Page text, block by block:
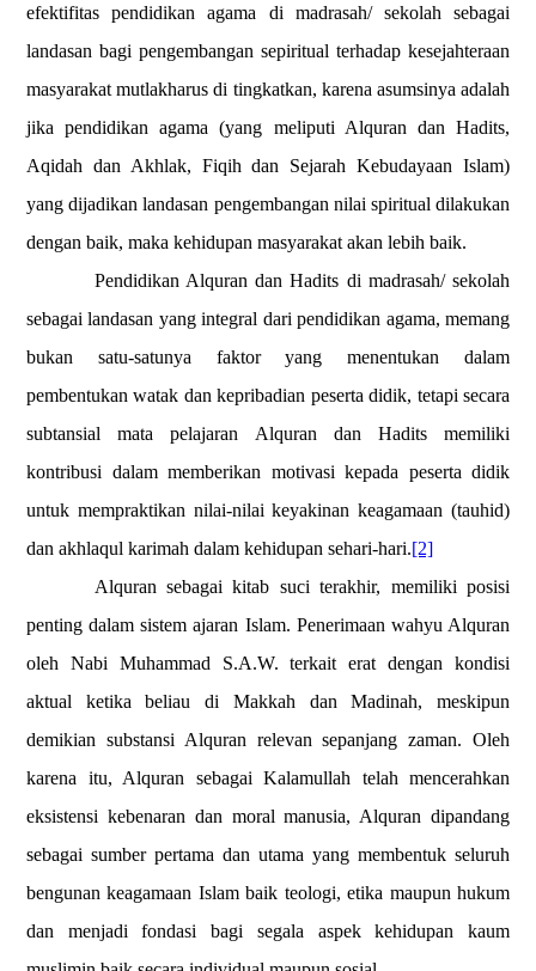
efektifitas pendidikan agama di madrasah/ sekolah sebagai
landasan bagi pengembangan sepiritual terhadap kesejahteraan
masyarakat mutlakharus di tingkatkan, karena asumsinya adalah
jika pendidikan agama (yang meliputi Alquran dan Hadits,
Aqidah dan Akhlak, Fiqih dan Sejarah Kebudayaan Islam)
yang dijadikan landasan pengembangan nilai spiritual dilakukan
dengan baik, maka kehidupan masyarakat akan lebih baik.
Pendidikan Alquran dan Hadits di madrasah/ sekolah
sebagai landasan yang integral dari pendidikan agama, memang
bukan satu-satunya faktor yang menentukan dalam
pembentukan watak dan kepribadian peserta didik, tetapi secara
subtansial mata pelajaran Alquran dan Hadits memiliki
kontribusi dalam memberikan motivasi kepada peserta didik
untuk mempraktikan nilai-nilai keyakinan keagamaan (tauhid)
dan akhlaqul karimah dalam kehidupan sehari-hari.[2]
Alquran sebagai kitab suci terakhir, memiliki posisi
penting dalam sistem ajaran Islam. Penerimaan wahyu Alquran
oleh Nabi Muhammad S.A.W. terkait erat dengan kondisi
aktual ketika beliau di Makkah dan Madinah, meskipun
demikian substansi Alquran relevan sepanjang zaman. Oleh
karena itu, Alquran sebagai Kalamullah telah mencerahkan
eksistensi kebenaran dan moral manusia, Alquran dipandang
sebagai sumber pertama dan utama yang membentuk seluruh
bengunan keagamaan Islam baik teologi, etika maupun hukum
dan menjadi fondasi bagi segala aspek kehidupan kaum